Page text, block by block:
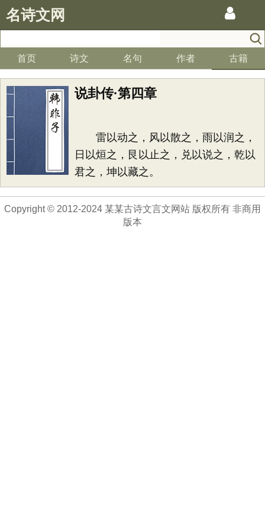
名诗文网
首页 诗文 名句 作者 古籍
说卦传·第四章
雷以动之，风以散之，雨以润之，
日以烜之，艮以止之，兑以说之，乾以
君之，坤以藏之。
Copyright © 2012-2024 某某古诗文言文网站 版权所有 非商用
版本